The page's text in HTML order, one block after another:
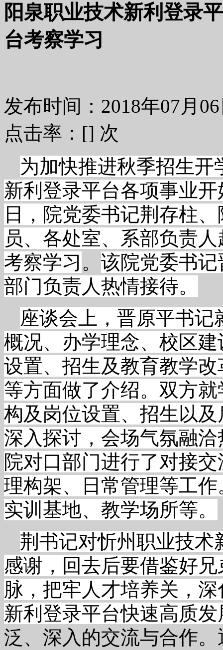
阳泉职业技术新利登录
台考察学习
发布时间：2018年07月
点击率：[] 次
为加快推进秋季招生
新利登录平台各项事业
日，院党委书记荆存柱
员、各处室、系部负责
考察学习 。 该院党委书
部门负责人热情接待。
座谈会上，晋原平书
概况、办学理念、校区
设置、招生及教育教学
等方面做了介绍。双方
构及岗位设置、招生以
深入探讨，会场气氛融
院对口部门进行了对接
理构架、日常管理等工
实训基地、教学场所等。
荆书记对忻州职业技术
感谢，回去后要借鉴好
脉，把牢人才培养关，
新利登录平台快速高质发
泛、深入的交流与合作